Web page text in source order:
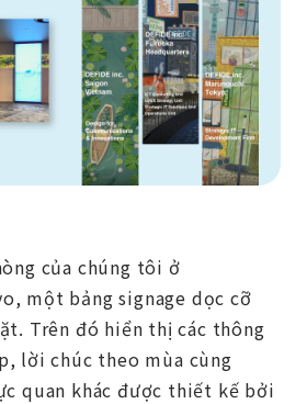
của chúng tôi ở
một bảng signage dọc cỡ
Trên đó hiển thị các thông
lời chúc theo mùa cùng
quan khác được thiết kế bởi